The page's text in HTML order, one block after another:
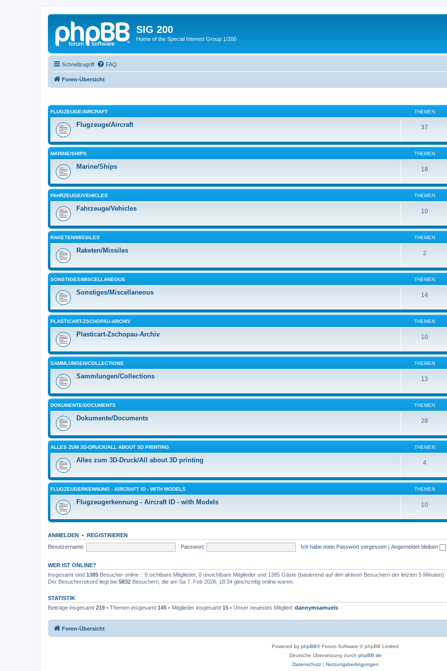
SIG 200
Home of the Special Interest Group 1/200
Schnellzugriff FAQ
Foren-Übersicht
FLUGZEUGE/AIRCRAFT THEMEN
Flugzeuge/Aircraft 37
MARINE/SHIPS THEMEN
Marine/Ships 18
FAHRZEUGE/VEHICLES THEMEN
Fahrzeuge/Vehicles 10
RAKETEN/MISSILES THEMEN
Raketen/Missiles 2
SONSTIGES/MISCELLANEOUS THEMEN
Sonstiges/Miscellaneous 14
PLASTICART-ZSCHOPAU-ARCHIV THEMEN
Plasticart-Zschopau-Archiv 10
SAMMLUNGEN/COLLECTIONS THEMEN
Sammlungen/Collections 13
DOKUMENTE/DOCUMENTS THEMEN
Dokumente/Documents 28
ALLES ZUM 3D-DRUCK/ALL ABOUT 3D PRINTING THEMEN
Alles zum 3D-Druck/All about 3D printing 4
FLUGZEUGERKENNUNG - AIRCRAFT ID - WITH MODELS THEMEN
Flugzeugerkennung - Aircraft ID - with Models 10
ANMELDEN • REGISTRIEREN
Benutzername:
Passwort: Ich habe mein Passwort vergessen | Angemeldet bleiben
WER IST ONLINE?
Insgesamt sind 1385 Besucher online :: 0 sichtbare Mitglieder, 0 unsichtbare Mitglieder und 1385 Gäste (basierend auf den aktiven Besuchern der letzten 5 Minuten)
Der Besucherrekord liegt bei 5832 Besuchern, die am Sa 7. Feb 2026, 18:34 gleichzeitig online waren.
STATISTIK
Beiträge insgesamt 219 • Themen insgesamt 145 • Mitglieder insgesamt 15 • Unser neuestes Mitglied: dannymsamuels
Foren-Übersicht
Powered by phpBB® Forum Software © phpBB Limited
Deutsche Übersetzung durch phpBB.de
Datenschutz| Nutzungsbedingungen